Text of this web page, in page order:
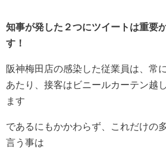
知事が発した２つにツイートは重要
す！
阪神梅田店の感染した従業員は、常
あたり、接客はビニールカーテン越
ます
であるにもかかわらず、これだけの
言う事は